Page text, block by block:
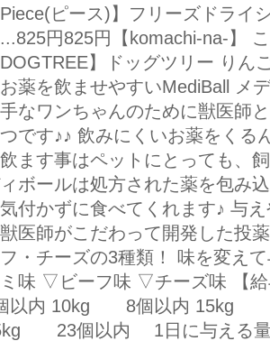
Piece(ピース)】フリーズドラ
円825円【komachi-na-
DOGTREE】ドッグツリー り
薬を飲ませやすいMediBall メ
なワンちゃんのために獣医師
です♪♪ 飲みにくいお薬をく
ます事はペットにとっても、
ボールは処方された薬を包み
付かずに食べてくれます♪ 与
医師がこだわって開発した投
・チーズの3種類！ 味を変え
ミ味 ▽ビーフ味 ▽チーズ味
以内 10kg 8個以内 15kg
23個以内 1日に与える量